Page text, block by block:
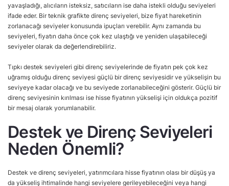
yavaşladığı, alıcıların isteksiz, satıcıların ise daha istekli olduğu seviyeleri
ifade eder. Bir teknik grafikte direnç seviyeleri, bize fiyat hareketinin
zorlanacağı seviyeler konusunda ipuçları verebilir. Aynı zamanda bu
seviyeleri, fiyatın daha önce çok kez ulaştığı ve yeniden ulaşabileceği
seviyeler olarak da değerlendirebiliriz.
Tıpkı destek seviyeleri gibi direnç seviyelerinde de fiyatın pek çok kez
uğramış olduğu direnç seviyesi güçlü bir direnç seviyesidir ve yükselişin bu
seviyeye kadar olacağı ve bu seviyede zorlanabileceğini gösterir. Güçlü bir
direnç seviyesinin kırılması ise hisse fiyatının yükselişi için oldukça pozitif
bir mesaj olarak yorumlanabilir.
Destek ve Direnç Seviyeleri
Neden Önemli?
Destek ve direnç seviyeleri, yatırımcılara hisse fiyatının olası bir düşüş ya
da yükseliş ihtimalinde hangi seviyelere gerileyebileceğini veya hangi